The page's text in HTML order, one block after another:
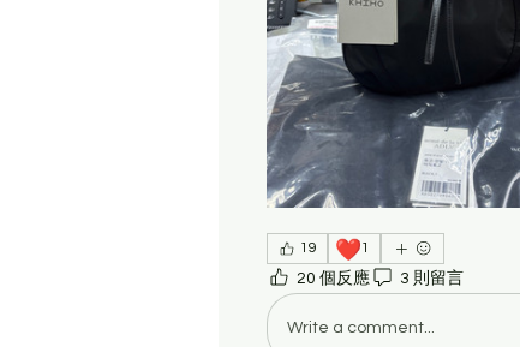
19 ❤️1
20 個反應 3 則留言
Write a comment...